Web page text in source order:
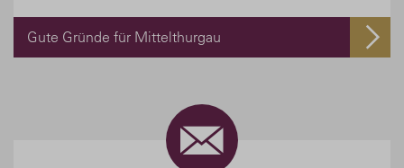
Gute Gründe für Mittelthurgau